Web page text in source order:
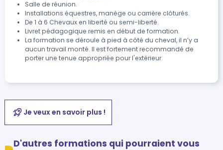
Salle de réunion.
Installations équestres, manège ou carrière clôturés.
De 1 à 6 Chevaux en liberté ou semi-liberté.
Livret pédagogique remis en début de formation.
La formation se déroule à pied à côté du cheval, il n’y a
aucun travail monté. Il est fortement recommandé de
porter une tenue appropriée pour l'extérieur.
Je veux en savoir plus !
D'autres formations qui pourraient vous